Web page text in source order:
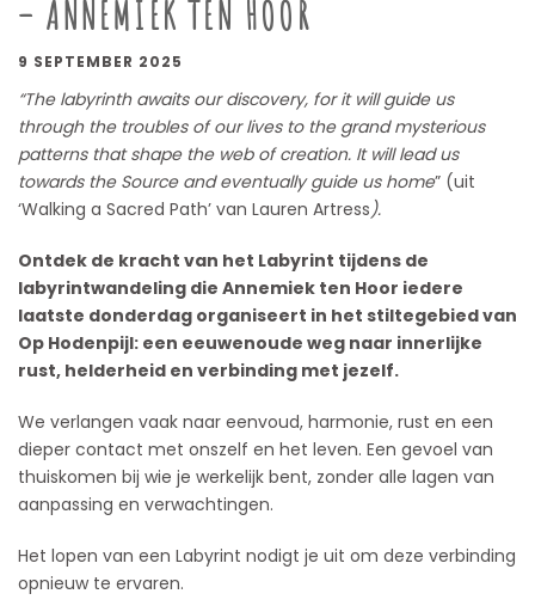
– ANNEMIEK TEN HOOR
9 SEPTEMBER 2025
“The labyrinth awaits our discovery, for it will guide us
through the troubles of our lives to the grand mysterious
patterns that shape the web of creation. It will lead us
towards the Source and eventually guide us home” (uit
‘Walking a Sacred Path’ van Lauren Artress).
Ontdek de kracht van het Labyrint tijdens de
labyrintwandeling die Annemiek ten Hoor iedere
laatste donderdag organiseert in het stiltegebied van
Op Hodenpijl: een eeuwenoude weg naar innerlijke
rust, helderheid en verbinding met jezelf.
We verlangen vaak naar eenvoud, harmonie, rust en een
dieper contact met onszelf en het leven. Een gevoel van
thuiskomen bij wie je werkelijk bent, zonder alle lagen van
aanpassing en verwachtingen.
Het lopen van een Labyrint nodigt je uit om deze verbinding
opnieuw te ervaren.